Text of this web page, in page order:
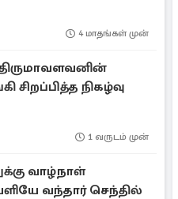
4 மாதங்கள் முன்
சிறப்பித்த நிகழ்வு
1 வருடம் முன்
வாழ்நாள்
வந்தார் செந்தில்